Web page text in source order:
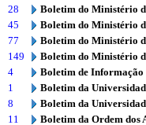
28
Boletim do Ministério
45
Boletim do Ministério
77
Boletim do Ministério
149
Boletim do Ministério
4
Boletim de Informação
1
Boletim da
8
Boletim da
11
Boletim da Ordem dos